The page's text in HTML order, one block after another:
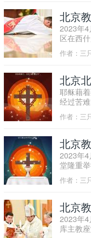
节。让
陪伴候
律的时
北京教区
神年”，
奥迹的
的一年
三年”，
个“外在
让我们
同默想“
北京
2023年
区在西
事举行
作者：三
北京
耶稣藉
经过苦难
作者：三
北京
2023年
堂隆重
礼仪最
作者：三
北京
2023年
库主教